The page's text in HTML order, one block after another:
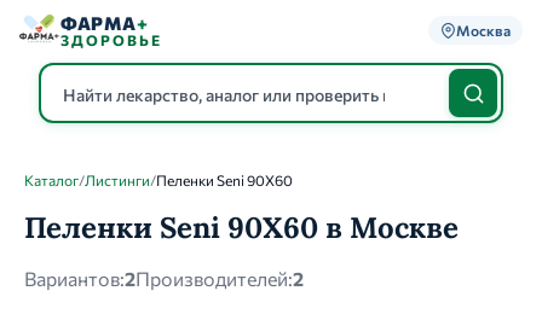
ФАРМА+
ЗДОРОВЬЕ
Москва
Каталог
Каталог/Листинги/Пеленки Seni 90Х60
Пеленки Seni 90Х60 в Москве
Вариантов:2Производителей:2